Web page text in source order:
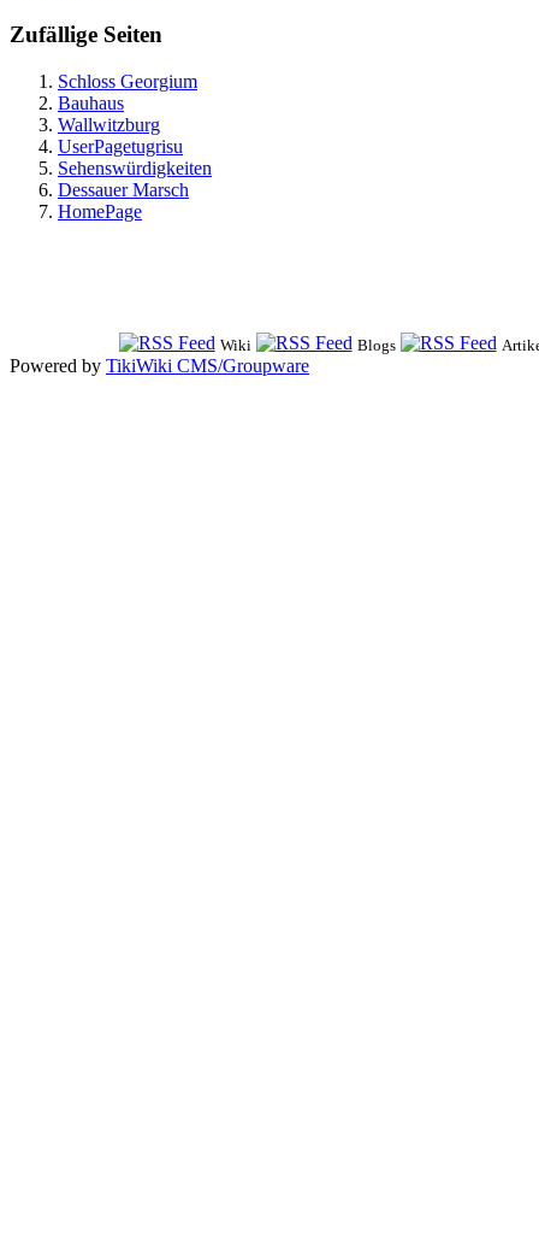
Zufällige Seiten
Schloss Georgium
Bauhaus
Wallwitzburg
UserPagetugrisu
Sehenswürdigkeiten
Dessauer Marsch
HomePage
Wiki Blogs
Powered by TikiWiki CMS/Groupware